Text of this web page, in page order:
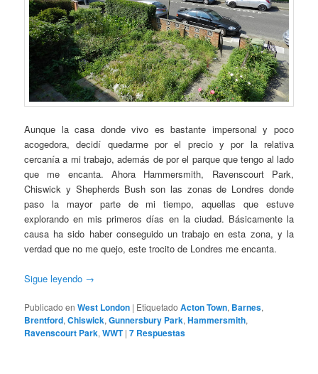
Aunque la casa donde vivo es bastante impersonal y poco
acogedora, decidí quedarme por el precio y por la relativa
cercanía a mi trabajo, además de por el parque que tengo al lado
que me encanta. Ahora Hammersmith, Ravenscourt Park,
Chiswick y Shepherds Bush son las zonas de Londres donde
paso la mayor parte de mi tiempo, aquellas que estuve
explorando en mis primeros días en la ciudad. Básicamente la
causa ha sido haber conseguido un trabajo en esta zona, y la
verdad que no me quejo, este trocito de Londres me encanta.
Sigue leyendo →
Publicado en West London | Etiquetado Acton Town, Barnes,
Brentford,Chiswick,Gunnersbury Park,Hammersmith,
Ravenscourt Park,WWT |7 Respuestas